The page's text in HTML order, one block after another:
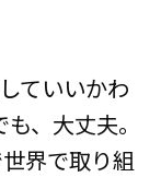
ていいかわ
、大丈夫。
界で取り組